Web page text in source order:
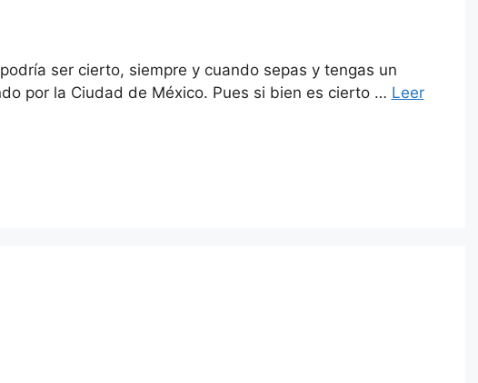
ser cierto, siempre y cuando sepas y tengas un
por la Ciudad de México. Pues si bien es cierto … Leer